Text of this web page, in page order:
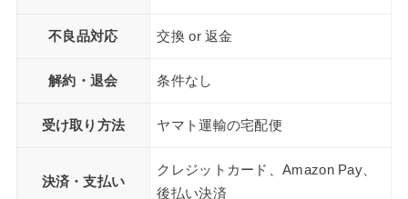
不良品対応 交換 or 返金
解約・退会 条件なし
受け取り方法 ヤマト運輸の宅配便
決済・支払い
クレジットカード、Amazon Pay、
後払い決済